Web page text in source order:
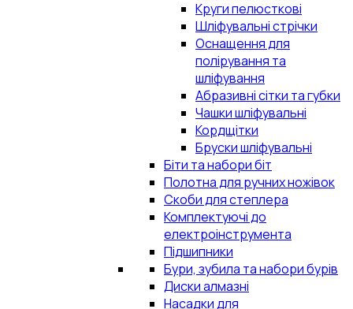
Круги пелюсткові
Шліфувальні стрічки
Оснащення для
полірування та
шліфування
Абразивні сітки та губки
Чашки шліфувальні
Кордщітки
Бруски шліфувальні
Біти та набори біт
Полотна для ручних ножівок
Скоби для степлера
Комплектуючі до
електроінструмента
Підшипники
Бури, зубила та набори бурів
Диски алмазні
Насадки для